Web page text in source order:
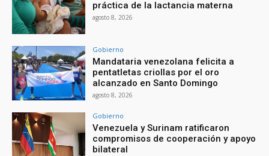
práctica de la lactancia materna
agosto 8, 2026
Gobierno
Mandataria venezolana felicita a
pentatletas criollas por el oro
alcanzado en Santo Domingo
agosto 8, 2026
Gobierno
Venezuela y Surinam ratificaron
compromisos de cooperación y apoyo
bilateral